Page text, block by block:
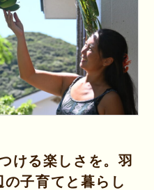
ける楽しさを。羽
子育てと暮らし